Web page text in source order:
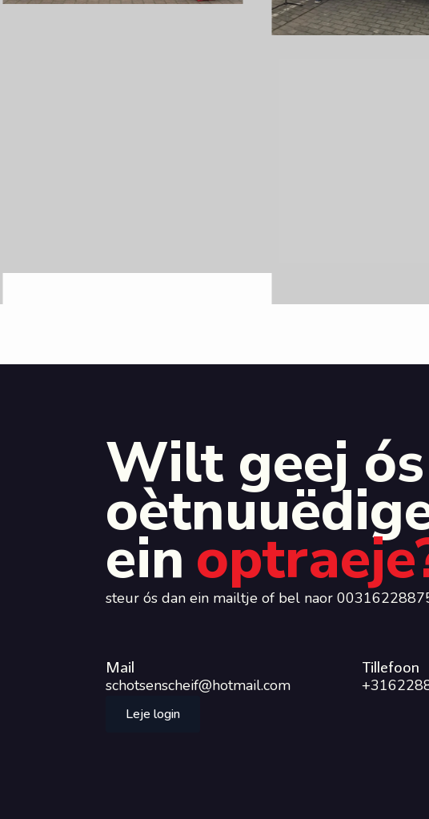
Wilt geej ós
ein
steur ós dan ein mailtje of bel naor
Mail
schotsenscheif@hotmail.com
Leje login
Tillefoon